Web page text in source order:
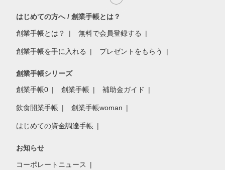
はじめての方へ / 創業手帳とは？
創業手帳とは？ 無料で会員登録する
創業手帳を手に入れる プレゼントをもらう
創業手帳シリーズ
創業手帳0 創業手帳 補助金ガイド
飲食開業手帳 創業手帳woman
はじめての資金調達手帳
お知らせ
コーポレートニュース